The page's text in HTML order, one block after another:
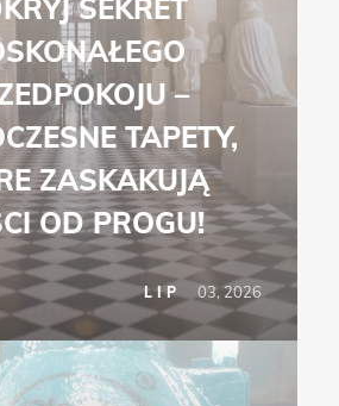
SEKRET
–
TAPETY,
ZASKAKUJĄ
OD PROGU!
LIP 03, 2026